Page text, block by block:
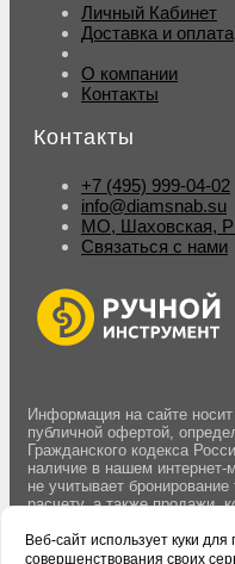
Личный Кабинет
Доставка и оплата
О компании
Контакты
Контакты
+7 (495) 999-04-02
info@diamsnab.su
МО, Шаховская,
Связаться с нами
Информация на сайте
публичной офертой,
Гражданского кодекса
наличие в нашем интернет-
не учитывает
расчету, а также продажи,
резерв товара оформив
осуществляется после
Веб-сайт использует куки
совершенствования своих